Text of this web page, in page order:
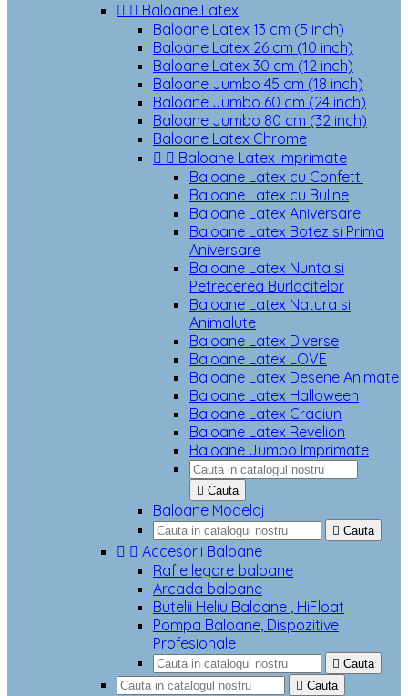
  Baloane Latex
Baloane Latex 13 cm (5 inch)
Baloane Latex 26 cm (10 inch)
Baloane Latex 30 cm (12 inch)
Baloane Jumbo 45 cm (18 inch)
Baloane Jumbo 60 cm (24 inch)
Baloane Jumbo 80 cm (32 inch)
Baloane Latex Chrome
  Baloane Latex imprimate
Baloane Latex cu Confetti
Baloane Latex cu Buline
Baloane Latex Aniversare
Baloane Latex Botez si Prima
Aniversare
Baloane Latex Nunta si
Petrecerea Burlacitelor
Baloane Latex Natura si
Animalute
Baloane Latex Diverse
Baloane Latex LOVE
Baloane Latex Desene Animate
Baloane Latex Halloween
Baloane Latex Craciun
Baloane Latex Revelion
Baloane Jumbo Imprimate
 Cauta
Baloane Modelaj
 Cauta
  Accesorii Baloane
Rafie legare baloane
Arcada baloane
Butelii Heliu Baloane , HiFloat
Pompa Baloane, Dispozitive
Profesionale
 Cauta
 Cauta